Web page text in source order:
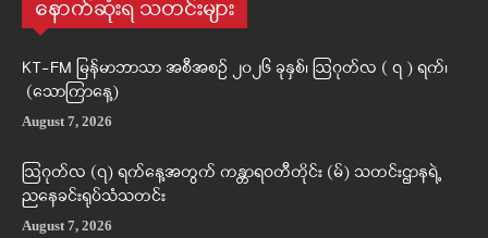
နောက်ဆုံးရ သတင်းများ
KT-FM မြန်မာဘာသာ အစီအစဉ် ၂၀၂၆ ခုနှစ်၊ ဩဂုတ်လ ( ၇ ) ရက်၊
(သောကြာနေ့)
August 7, 2026
ဩဂုတ်လ (၇) ရက်နေ့အတွက် ကန္တာရဝတီတိုင်း (မ်) သတင်းဌာနရဲ့
ညနေခင်းရုပ်သံသတင်း
August 7, 2026